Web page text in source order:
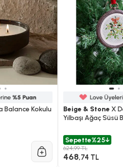
Balance Kokulu
Beige & Stone X
Yılbaşı Ağaç Süsü
Sepette%25
624,99 TL
468,74 TL